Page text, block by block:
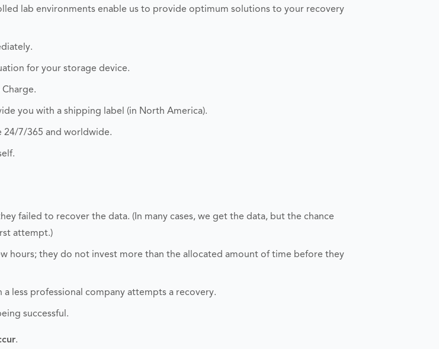
lab environments enable us to provide optimum solutions to your recovery
for your storage device.
you with a shipping label (in North America).
24/7/365 and worldwide.
failed to recover the data. (In many cases, we get the data, but the chance
attempt.)
hours; they do not invest more than the allocated amount of time before they
a less professional company attempts a recovery.
successful.
.